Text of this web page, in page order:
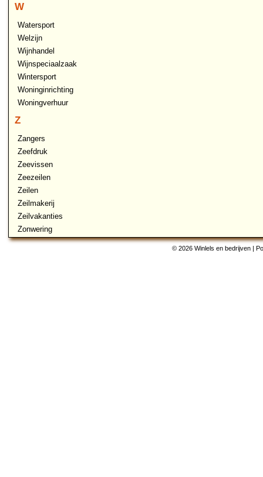
W
Watersport
Welzijn
Wijnhandel
Wijnspeciaalzaak
Wintersport
Woninginrichting
Woningverhuur
Z
Zangers
Zeefdruk
Zeevissen
Zeezeilen
Zeilen
Zeilmakerij
Zeilvakanties
Zonwering
© 2026 Winlels en bedrijven |